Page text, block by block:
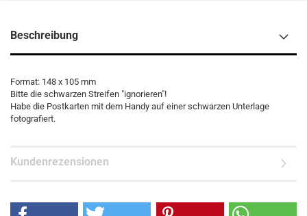
Beschreibung
Format: 148 x 105 mm
Bitte die schwarzen Streifen "ignorieren"!
Habe die Postkarten mit dem Handy auf einer schwarzen Unterlage
fotografiert.
Kundenrezensionen